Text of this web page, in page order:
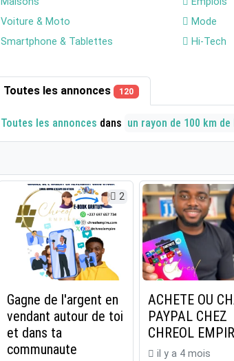
Voiture & Moto Mode
Smartphone & Tablettes Hi-Tech
Toutes les annonces 120
Toutes les annonces dans un rayon de 100 km
2
Gagne de l'argent en
vendant autour de toi
et dans ta
communaute
ACHETE OU
PAYPAL CHEZ
CHREOL
il y a 4 mois